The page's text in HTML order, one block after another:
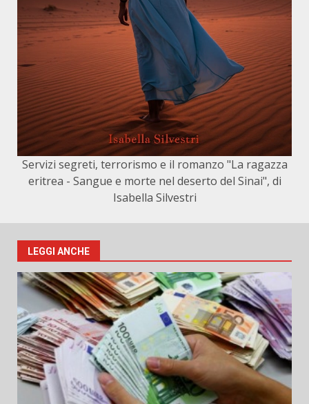
Servizi segreti, terrorismo e il romanzo "La ragazza
eritrea - Sangue e morte nel deserto del Sinai", di
Isabella Silvestri
LEGGI ANCHE